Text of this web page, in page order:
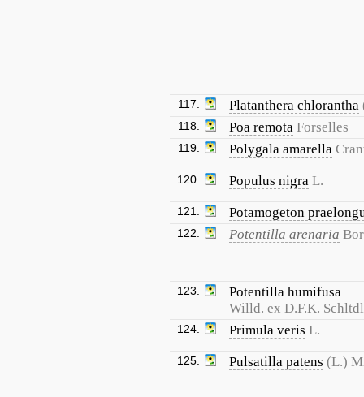
117. Platanthera chlorantha
118. Poa remota Forselles
119. Polygala amarella
120. Populus nigra L.
121. Potamogeton
122. Potentilla arenaria
123.
Potentilla humifusa
Willd. ex D.F.K.
124. Primula veris L.
125. Pulsatilla patens (L.)